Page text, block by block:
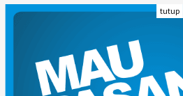
INDEKS
KARIR
PRIVACY POLICY
tutup